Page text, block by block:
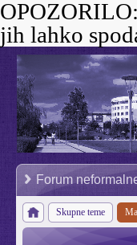
OPOZORILO:
jih lahko
Forum
Skupne teme